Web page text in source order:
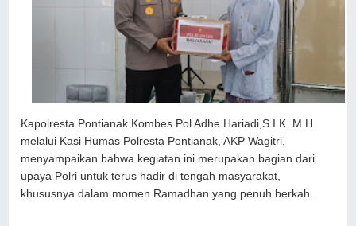
Kapolresta Pontianak Kombes Pol Adhe Hariadi,S.I.K. M.H
melalui Kasi Humas Polresta Pontianak, AKP Wagitri,
menyampaikan bahwa kegiatan ini merupakan bagian dari
upaya Polri untuk terus hadir di tengah masyarakat,
khususnya dalam momen Ramadhan yang penuh berkah.